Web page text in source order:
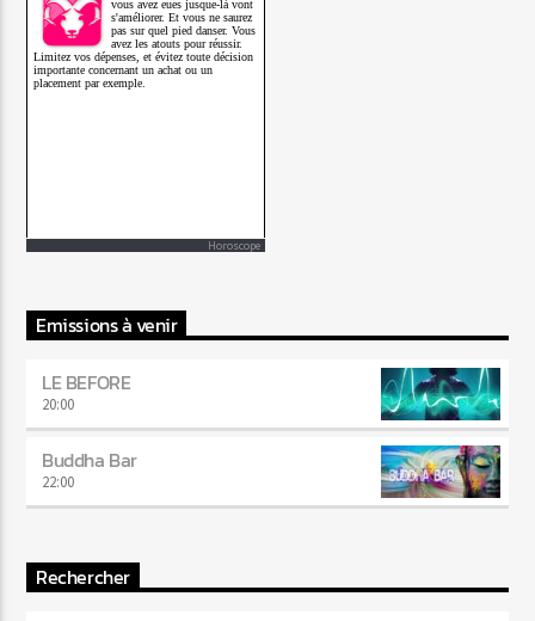
Horoscope
Emissions à venir
LE BEFORE
20:00
Buddha Bar
22:00
Rechercher